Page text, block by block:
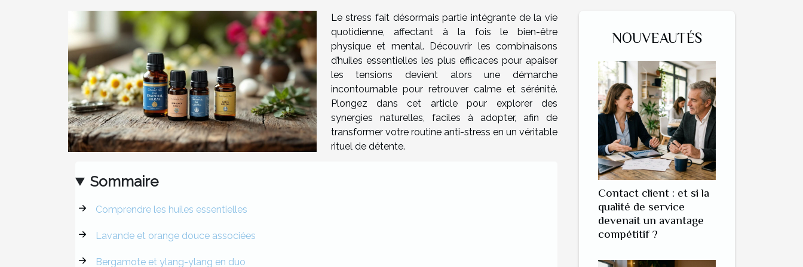
Sommaire
Comprendre les huiles essentielles
Lavande et orange douce associées
Bergamote et ylang-ylang en duo
Le stress fait désormais partie intégrante de la vie
quotidienne, affectant à la fois le bien-être
physique et mental. Découvrir les combinaisons
d’huiles essentielles les plus efficaces pour apaiser
les tensions devient alors une démarche
incontournable pour retrouver calme et sérénité.
Plongez dans cet article pour explorer des
synergies naturelles, faciles à adopter, afin de
transformer votre routine anti-stress en un véritable
rituel de détente.
NOUVEAUTÉS
Contact client : et si la
qualité de service
devenait un avantage
compétitif ?